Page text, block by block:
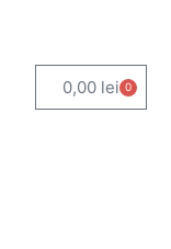
0,00 lei 0